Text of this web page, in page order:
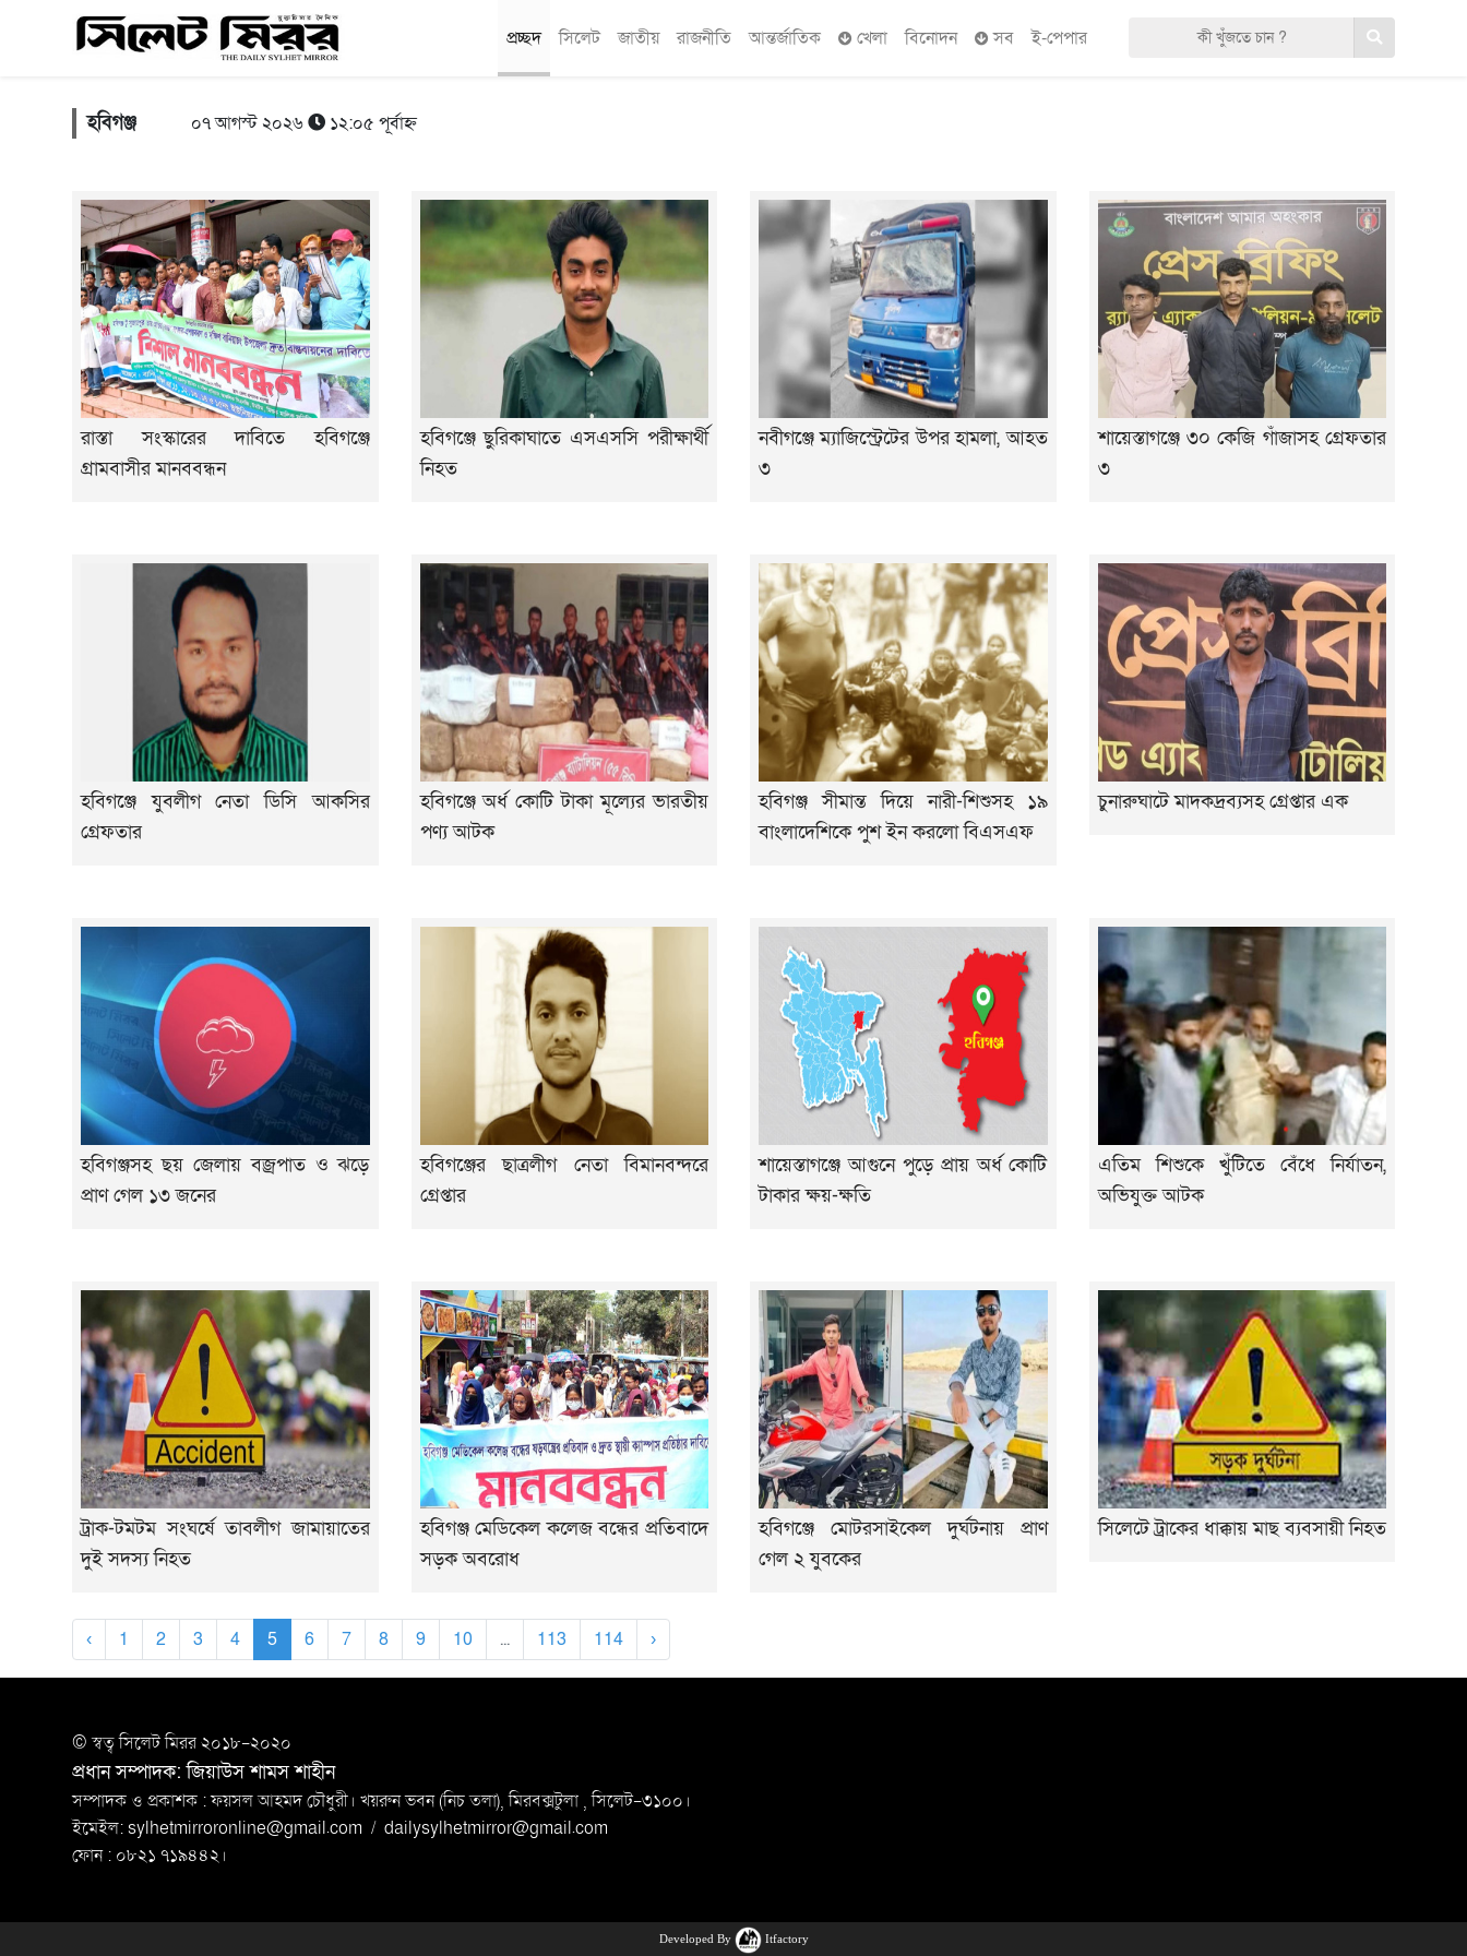
প্রচ্ছদ সিলেট জাতীয় রাজনীতি আন্তর্জাতিক খেলা বিনোদন সব ই-পেপার
হবিগঞ্জ ০৭ আগস্ট ২০২৬ ১২:০৫ পূর্বাহ্ন
রাস্তা সংস্কারের দাবিতে হবিগঞ্জে
গ্রামবাসীর মানববন্ধন
হবিগঞ্জে ছুরিকাঘাতে এসএসসি পরীক্ষার্থী
নিহত
নবীগঞ্জে ম্যাজিস্ট্রেটের উপর হামলা, আহত
৩
শায়েস্তাগঞ্জে ৩০ কেজি গাঁজাসহ গ্রেফতার
৩
হবিগঞ্জে যুবলীগ নেতা ডিসি আকসির
গ্রেফতার
হবিগঞ্জে অর্ধ কোটি টাকা মূল্যের ভারতীয়
পণ্য আটক
হবিগঞ্জ সীমান্ত দিয়ে নারী-শিশুসহ ১৯
বাংলাদেশিকে পুশ ইন করলো বিএসএফ
চুনারুঘাটে মাদকদ্রব্যসহ গ্রেপ্তার এক
হবিগঞ্জসহ ছয় জেলায় বজ্রপাত ও ঝড়ে
প্রাণ গেল ১৩ জনের
হবিগঞ্জের ছাত্রলীগ নেতা বিমানবন্দরে
গ্রেপ্তার
শায়েস্তাগঞ্জে আগুনে পুড়ে প্রায় অর্ধ কোটি
টাকার ক্ষয়-ক্ষতি
এতিম শিশুকে খুঁটিতে বেঁধে নির্যাতন,
অভিযুক্ত আটক
ট্রাক-টমটম সংঘর্ষে তাবলীগ জামায়াতের
দুই সদস্য নিহত
হবিগঞ্জ মেডিকেল কলেজ বন্ধের প্রতিবাদে
সড়ক অবরোধ
হবিগঞ্জে মোটরসাইকেল দুর্ঘটনায় প্রাণ
গেল ২ যুবকের
সিলেটে ট্রাকের ধাক্কায় মাছ ব্যবসায়ী নিহত
‹ 1 2 3 4 5 6 7 8 9 10 ... 113 114 ›
© স্বত্ব সি‌লেট মিরর ২০১৮-২০২০
প্রধান সম্পাদক: জিয়াউস শামস শাহীন
সম্পাদক ও প্রকাশক : ফয়সল আহমদ চৌধুরী। খয়রুন ভবন (নিচ তলা), মিরবক্সটুলা ,সি‌লেট-৩১০০।
ইমেইল:sylhetmirroronline@gmail.com / dailysylhetmirror@gmail.com
ফোন : ০৮২১ ৭১৯৪৪২।
Developed By Itfactory